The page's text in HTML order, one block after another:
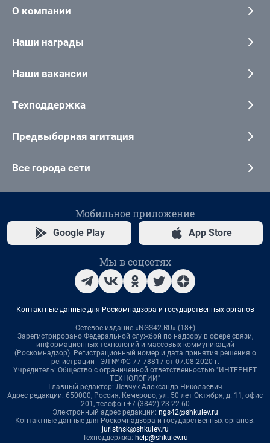
О компании
Наши награды
Наши вакансии
Техподдержка
Предвыборная агитация
Все города сети
Мобильное приложение
Google Play App Store
Мы в соцсетях
Контактные данные для Роскомнадзора и государственных органов
Сетевое издание «NGS42.RU» (18+)
Зарегистрировано Федеральной службой по надзору в сфере связи,
информационных технологий и массовых коммуникаций
(Роскомнадзор). Регистрационный номер и дата принятия решения о
регистрации - ЭЛ № ФС 77-78817 от 07.08.2020 г.
Учредитель: Общество с ограниченной ответственностью "ИНТЕРНЕТ
ТЕХНОЛОГИИ"
Главный редактор: Левчук Александр Николаевич
Адрес редакции: 650000, Россия, Кемерово, ул. 50 лет Октября, д. 11, офис
201, телефон +7 (3842) 23-22-60
Электронный адрес редакции: ngs42@shkulev.ru
Контактные данные для Роскомнадзора и государственных органов:
juristnsk@shkulev.ru
Техподдержка: help@shkulev.ru